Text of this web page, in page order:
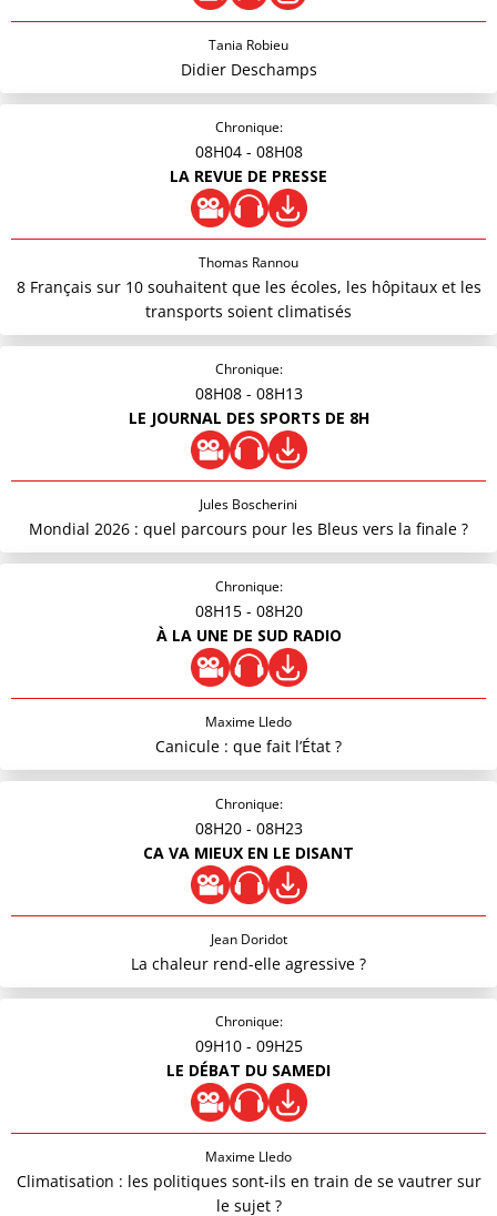
Tania Robieu
Didier Deschamps
Chronique:
08H04 - 08H08
LA REVUE DE PRESSE
Thomas Rannou
8 Français sur 10 souhaitent que les écoles, les hôpitaux et les
transports soient climatisés
Chronique:
08H08 - 08H13
LE JOURNAL DES SPORTS DE 8H
Jules Boscherini
Mondial 2026 : quel parcours pour les Bleus vers la finale ?
Chronique:
08H15 - 08H20
À LA UNE DE SUD RADIO
Maxime Lledo
Canicule : que fait l’État ?
Chronique:
08H20 - 08H23
CA VA MIEUX EN LE DISANT
Jean Doridot
La chaleur rend-elle agressive ?
Chronique:
09H10 - 09H25
LE DÉBAT DU SAMEDI
Maxime Lledo
Climatisation : les politiques sont-ils en train de se vautrer sur
le sujet ?